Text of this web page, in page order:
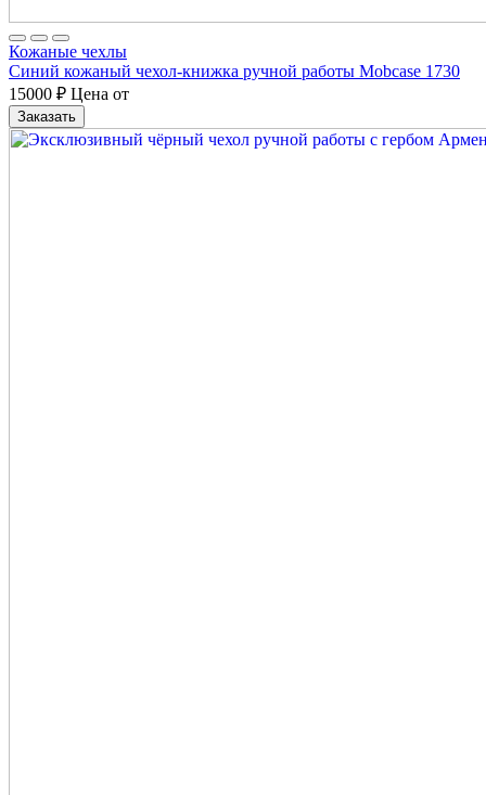
Кожаные чехлы
Синий кожаный чехол-книжка ручной работы Mobcase 1730
15000 ₽ Цена от
Заказать